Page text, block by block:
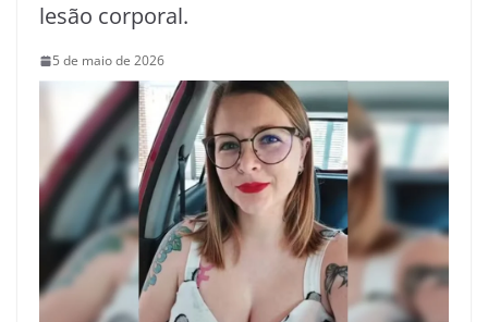
lesão corporal.
5 de maio de 2026